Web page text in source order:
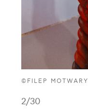
©FILEP MOTWARY
2/30